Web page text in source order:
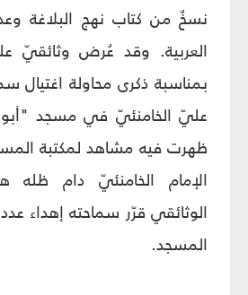
نسخٌ من كتاب نهج البلاغة
العربية. وقد عُرض وثائقيّ
بمناسبة ذكرى محاولة اغتيال
عليّ الخامنئيّ في مسجد
ظهرت فيه مشاهد لمكتبة
الإمام الخامنئيّ دام
الوثائقي قرّر سماحته إهداء
المسجد.